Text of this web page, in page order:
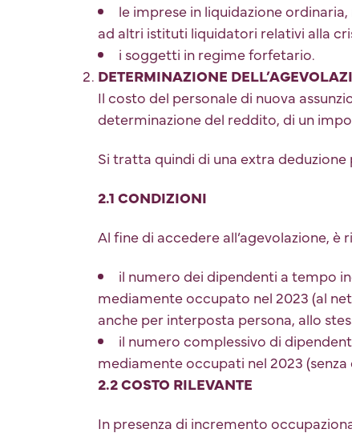
le imprese in liquidazione
ad altri istituti liquidatori relativi alla
i soggetti in regime forfetario.
DETERMINAZIONE
Il costo del personale di nuova
determinazione del reddito, di un
Si tratta quindi di una extra
2.1 CONDIZIONI
Al fine di accedere all’agevolazione, è
il numero dei dipendenti a tempo
mediamente occupato nel 2023 (al
anche per interposta persona, allo
il numero complessivo di
mediamente occupati nel 2023
2.2 COSTO RILEVANTE
In presenza di incremento